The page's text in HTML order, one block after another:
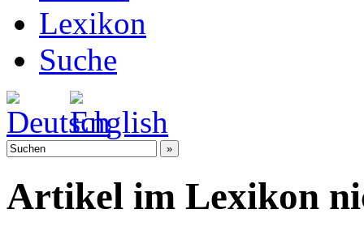
Lexikon
Suche
Artikel im Lexikon